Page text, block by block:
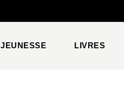
JEUNESSE LIVRES